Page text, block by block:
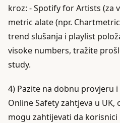
kroz: - Spotify for Artists (za
metric alate (npr.
trend slušanja i playlist
visoke numbers, tražite
study.
4) Pazite na dobnu provjeru
Online Safety zahtjeva u UK,
mogu zahtijevati da